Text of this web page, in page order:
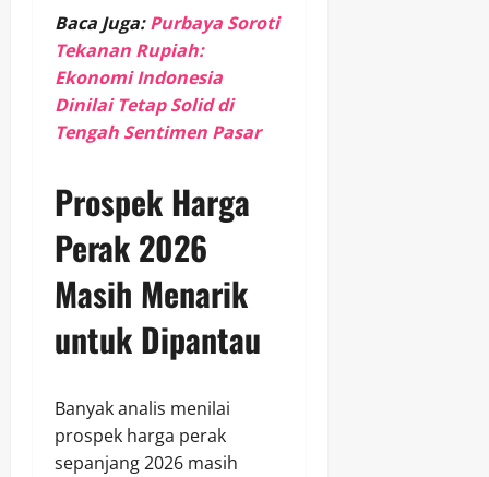
Baca Juga:Purbaya Soroti
Tekanan Rupiah:
Ekonomi Indonesia
Dinilai Tetap Solid di
Tengah Sentimen Pasar
Prospek Harga
Perak 2026
Masih Menarik
untuk Dipantau
Banyak analis menilai
prospek harga perak
sepanjang 2026 masih